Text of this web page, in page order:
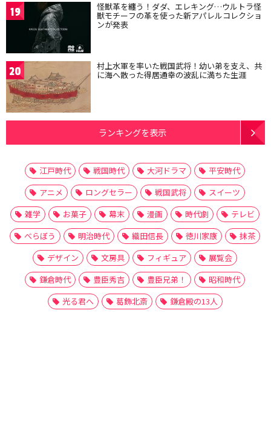
19 怪獣革を纏う！ダダ、エレキング…ウルトラ怪
獣モチーフの革を使った新アパレルコレクショ
ンが発表
20 村上水軍を率いた戦国武将！幼い弟を支え、共
に海へ散った得居通幸の波乱に満ちた生涯
ランキングを表示
江戸時代 戦国時代 大河ドラマ
平安時代
アニメ
ロングセラー 戦国武将
スイーツ
雑学
お菓子 幕末 漫画 時代劇
テレビ
べらぼう
明治時代 織田信長 徳川家康
抹茶
デザイン
文房具 フィギュア
展覧会
鎌倉時代
豊臣秀吉 豊臣兄弟！
昭和時代
光る君へ
葛飾北斎 鎌倉殿の13人